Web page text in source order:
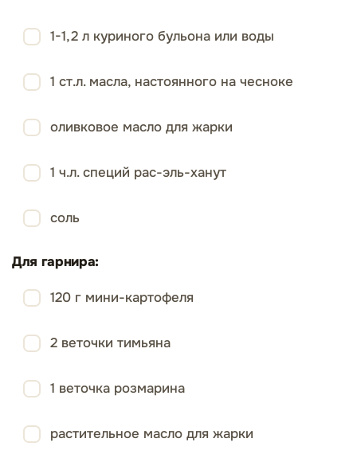
1-1,2 л куриного бульона или воды
1 ст.л. масла, настоянного на чесноке
оливковое масло для жарки
1 ч.л. специй рас-эль-ханут
соль
Для гарнира:
120 г мини-картофеля
2 веточки тимьяна
1 веточка розмарина
растительное масло для жарки